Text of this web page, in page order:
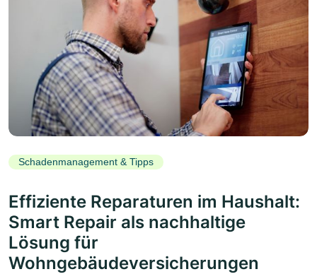
Schadenmanagement & Tipps
Effiziente Reparaturen im Haushalt:
Smart Repair als nachhaltige
Lösung für
Wohngebäudeversicherungen